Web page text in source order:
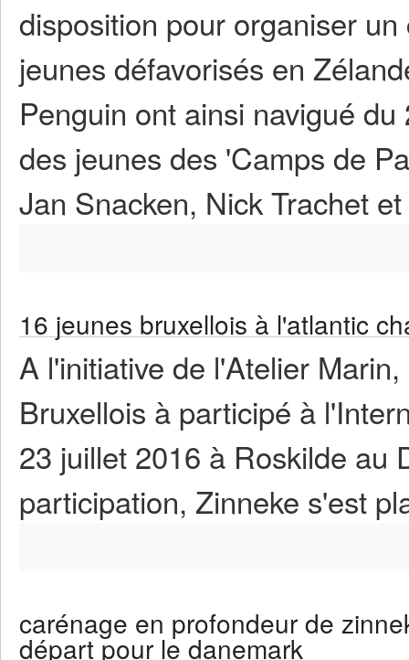
disposition pour organiser
jeunes défavorisés en
Penguin ont ainsi navigué
des jeunes des 'Camps de
Jan Snacken, Nick Trachet
16 jeunes bruxellois à l'atlantic
A l'initiative de l'Atelier
Bruxellois à participé à
23 juillet 2016 à Roskilde au
participation, Zinneke s'est
carénage en profondeur de
départ pour le danemark